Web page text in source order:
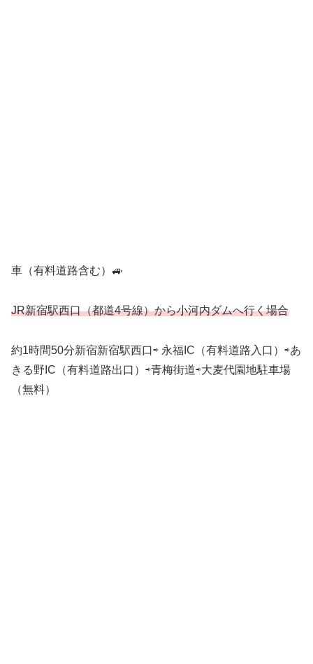
車（有料道路含む）🚙
JR新宿駅西口（都道4号線）から小河内ダムへ行く場合
約1時間50分新宿新宿駅西口⇨ 永福IC（有料道路入口）⇨あ
きる野IC（有料道路出口）⇨青梅街道⇨大麦代園地駐車場
（無料）